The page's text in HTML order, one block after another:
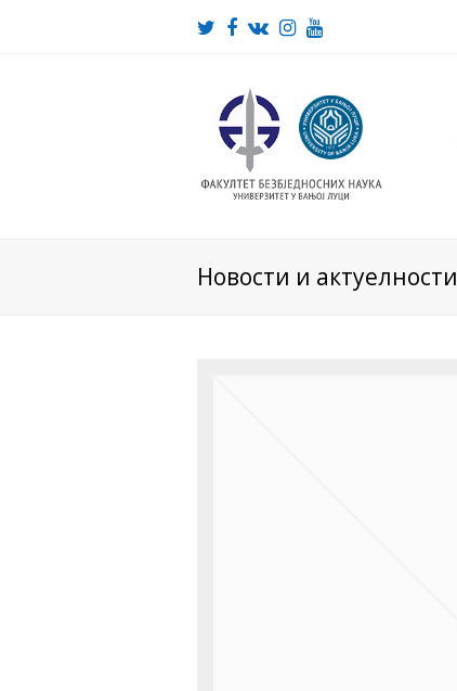
Twitter
Facebook
VKInstagram
Youtube
Новости и актуелности